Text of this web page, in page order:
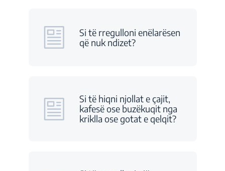
Si të rregulloni enëlarësen
që nuk ndizet?
Si të hiqni njollat e çajit,
kafesë ose buzëkuqit nga
kriklla ose gotat e qelqit?